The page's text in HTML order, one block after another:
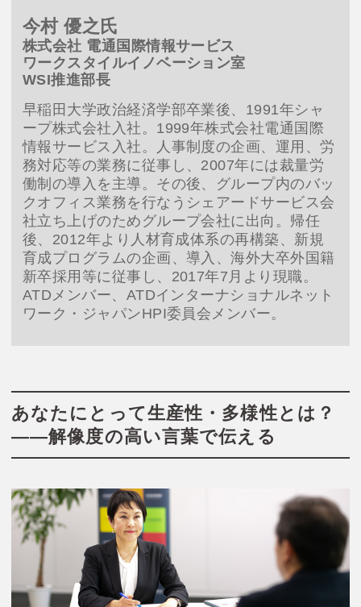
今村 優之氏
株式会社 電通国際情報サービス
ワークスタイルイノベーション室
WSI推進部長
早稲田大学政治経済学部卒業後、1991年シャ
ープ株式会社入社。1999年株式会社電通国際
情報サービス入社。人事制度の企画、運用、労
務対応等の業務に従事し、2007年には裁量労
働制の導入を主導。その後、グループ内のバッ
クオフィス業務を行なうシェアードサービス会
社立ち上げのためグループ会社に出向。帰任
後、2012年より人材育成体系の再構築、新規
育成プログラムの企画、導入、海外大卒外国籍
新卒採用等に従事し、2017年7月より現職。
ATDメンバー、ATDインターナショナルネット
ワーク・ジャパンHPI委員会メンバー。
あなたにとって生産性・多様性とは？
――解像度の高い言葉で伝える